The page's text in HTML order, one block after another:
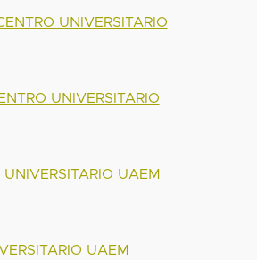
UNIVERSITARIO
UNIVERSITARIO
UAEM
UAEM